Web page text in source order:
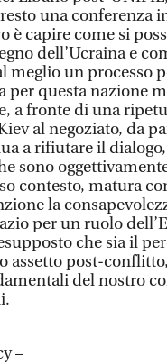
una conferenza
è capire come si
dell’Ucraina e
meglio un processo
per questa nazione
a fronte di una
al negoziato, da
a rifiutare il
sono
contesto, matura
la
per un ruolo
che sia il
assetto post-
del nostro
–